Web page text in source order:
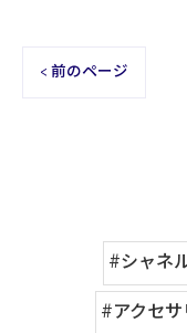
< 前のページ
#シャネ
#アクセサ